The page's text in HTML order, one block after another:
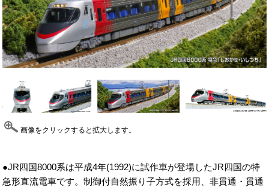
画像をクリックすると拡大します。
●JR四国8000系は平成4年(1992)に試作車が登場したJR四国の特
急形直流電車です。制御付自然振り子方式を採用、非貫通・貫通